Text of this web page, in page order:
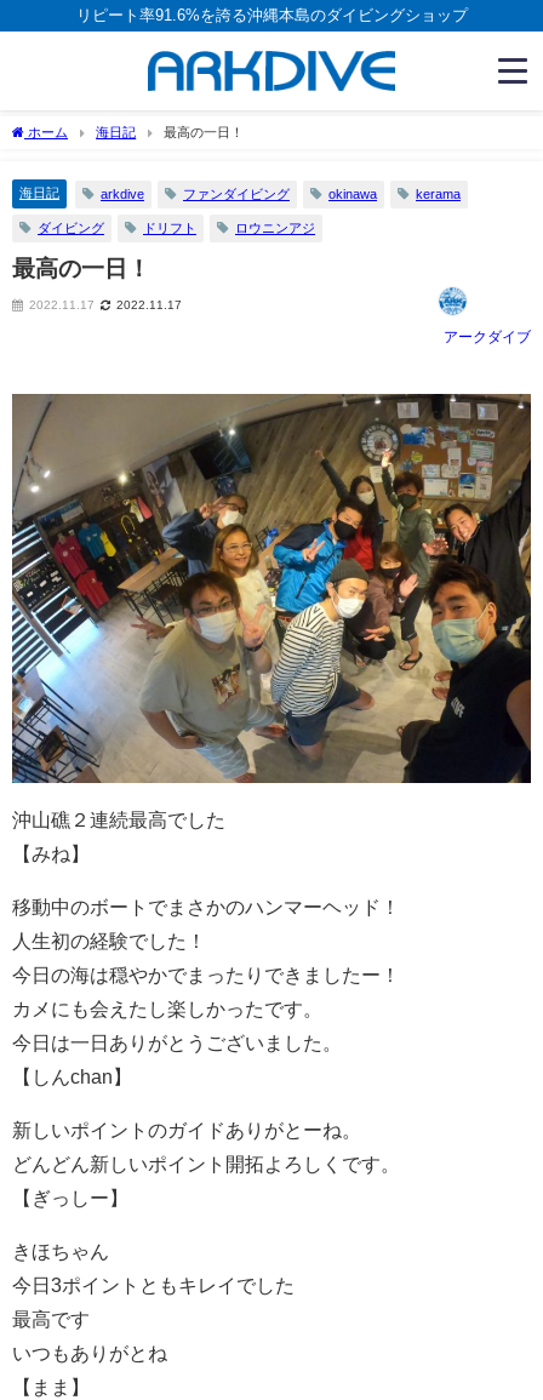
リピート率91.6%を誇る沖縄本島のダイビングショップ
ホーム 海日記 最高の一日！
海日記 arkdive ファンダイビング okinawa kerama
ダイビング ドリフト ロウニンアジ
最高の一日！
2022.11.17 2022.11.17
アークダイブ
沖山礁２連続最高でした
【みね】
移動中のボートでまさかのハンマーヘッド！
人生初の経験でした！
今日の海は穏やかでまったりできましたー！
カメにも会えたし楽しかったです。
今日は一日ありがとうございました。
【しんchan】
新しいポイントのガイドありがとーね。
どんどん新しいポイント開拓よろしくです。
【ぎっしー】
きほちゃん
今日3ポイントともキレイでした
最高です
いつもありがとね
【まま】